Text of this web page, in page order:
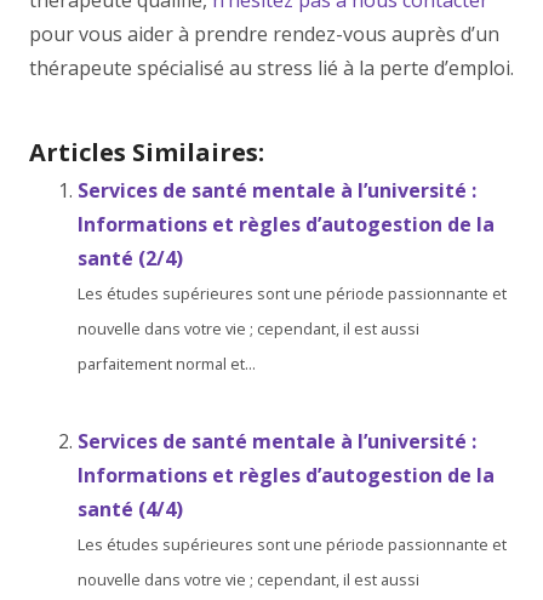
pour vous aider à prendre rendez-vous auprès d’un
thérapeute spécialisé au stress lié à la perte d’emploi.
Articles Similaires:
Services de santé mentale à l’université :
Informations et règles d’autogestion de la
santé (2/4)
Les études supérieures sont une période passionnante et
nouvelle dans votre vie ; cependant, il est aussi
parfaitement normal et...
Services de santé mentale à l’université :
Informations et règles d’autogestion de la
santé (4/4)
Les études supérieures sont une période passionnante et
nouvelle dans votre vie ; cependant, il est aussi